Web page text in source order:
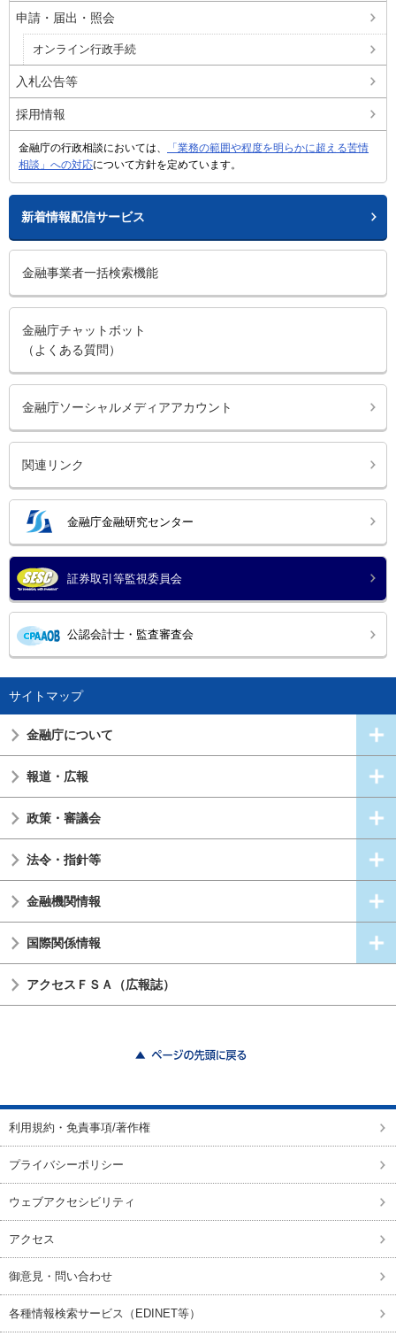
申請・届出・照会
オンライン行政手続
入札公告等
採用情報
金融庁の行政相談においては、
「業務の範囲や程度を明らかに超える苦情
相談」への対応について方針を定めています。
新着情報配信サービス
金融事業者一括検索機能
金融庁チャットボット
（よくある質問）
金融庁ソーシャルメディアアカウント
関連リンク
金融庁金融研究センター
証券取引等監視委員会
公認会計士・監査審査会
サイトマップ
金融庁について
報道・広報
政策・審議会
法令・指針等
金融機関情報
国際関係情報
アクセスＦＳＡ（広報誌）
利用規約・免責事項/著作権
プライバシーポリシー
ウェブアクセシビリティ
アクセス
御意見・問い合わせ
各種情報検索サービス（EDINET等）